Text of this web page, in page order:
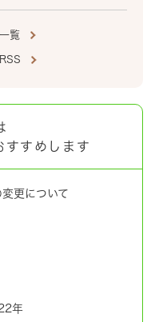
覧
すすめします
更について
年